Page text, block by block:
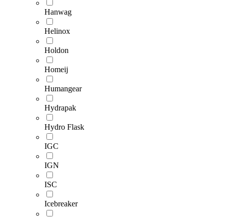
Hanwag
Helinox
Holdon
Homeij
Humangear
Hydrapak
Hydro Flask
IGC
IGN
ISC
Icebreaker